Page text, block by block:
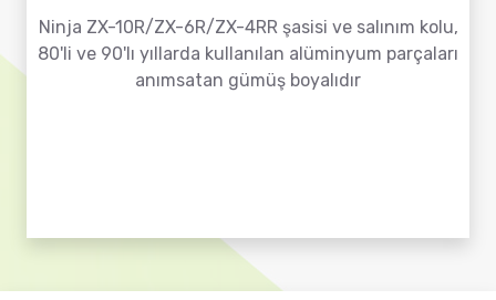
Ninja ZX-10R/ZX-6R/ZX-4RR şasisi ve salınım kolu,
80'li ve 90'lı yıllarda kullanılan alüminyum parçaları
anımsatan gümüş boyalıdır